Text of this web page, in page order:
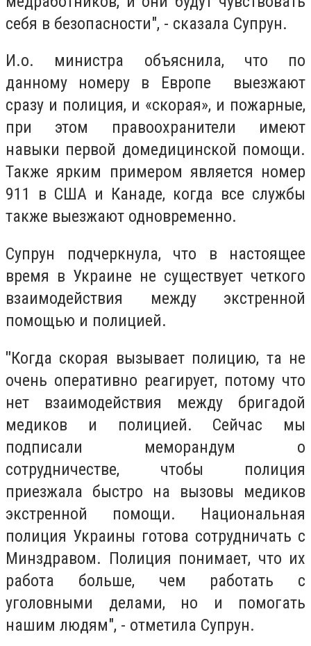
себя в безопасности", - сказала Супрун.
И.о. министра объяснила, что по
данному номеру в Европе выезжают
сразу и полиция, и «скорая», и пожарные,
при этом правоохранители имеют
навыки первой домедицинской помощи.
Также ярким примером является номер
911 в США и Канаде, когда все службы
также выезжают одновременно.
Супрун подчеркнула, что в настоящее
время в Украине не существует четкого
взаимодействия между экстренной
помощью и полицией.
"Когда скорая вызывает полицию, та не
очень оперативно реагирует, потому что
нет взаимодействия между бригадой
медиков и полицией. Сейчас мы
подписали меморандум о
сотрудничестве, чтобы полиция
приезжала быстро на вызовы медиков
экстренной помощи. Национальная
полиция Украины готова сотрудничать с
Минздравом. Полиция понимает, что их
работа больше, чем работать с
уголовными делами, но и помогать
нашим людям", - отметила Супрун.